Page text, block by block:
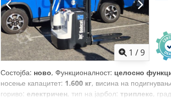
1 /9
Состојба: ново, Функционалност: целосно
носење капацитет: 1.600 кг, висина на
гориво: електричен, тип на јарбол: триплекс,